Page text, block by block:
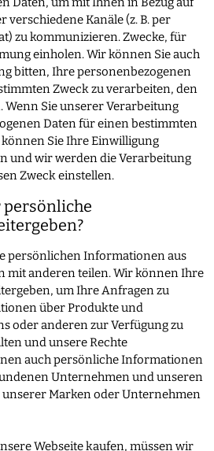
verschiedene Kanäle (z. B. per
zu kommunizieren. Zwecke, für
einholen. Wir können Sie auch
bitten, Ihre personenbezogenen
Zweck zu verarbeiten, den
Sie unserer Verarbeitung
Daten für einen bestimmten
Sie Ihre Einwilligung
und wir werden die Verarbeitung
Zweck einstellen.
persönliche
persönlichen Informationen aus
mit anderen teilen. Wir können Ihre
um Ihre Anfragen zu
über Produkte und
oder anderen zur Verfügung zu
und unsere Rechte
auch persönliche Informationen
Unternehmen und unseren
Marken oder Unternehmen
Webseite kaufen, müssen wir